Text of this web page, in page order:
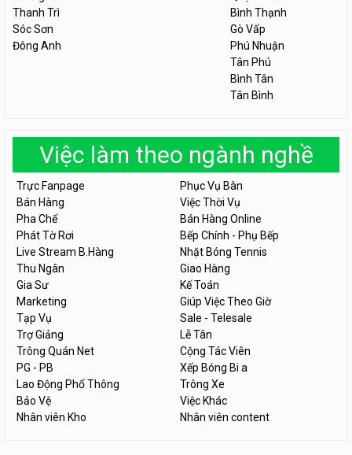
Thanh Trì
Sóc Sơn
Đông Anh
Bình Thạnh
Gò Vấp
Phú Nhuận
Tân Phú
Bình Tân
Tân Bình
Việc làm theo ngành nghề
Trực Fanpage
Phục Vụ Bàn
Bán Hàng
Việc Thời Vụ
Pha Chế
Bán Hàng Online
Phát Tờ Rơi
Bếp Chính - Phụ Bếp
Live Stream B.Hàng
Nhặt Bóng Tennis
Thu Ngân
Giao Hàng
Gia Sư
Kế Toán
Marketing
Giúp Việc Theo Giờ
Tạp Vụ
Sale - Telesale
Trợ Giảng
Lễ Tân
Trông Quán Net
Cộng Tác Viên
PG - PB
Xếp Bóng Bi a
Lao Động Phổ Thông
Trông Xe
Bảo Vệ
Việc Khác
Nhân viên Kho
Nhân viên content